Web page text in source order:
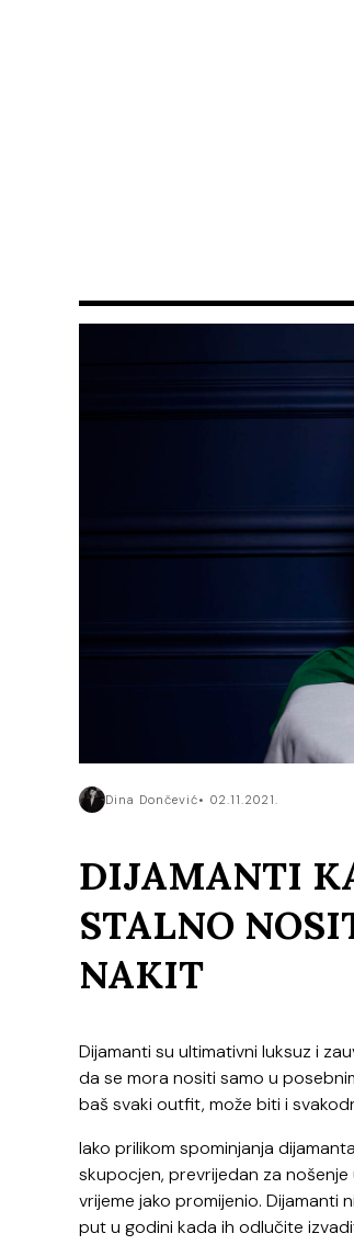
Dina Dončević 02.11.2021.
DIJAMANTI
STALNO
NAKIT
Dijamanti su ultimativni luksuz i
da se mora nositi samo u
baš svaki outfit, može biti i
Iako prilikom spominjanja
skupocjen, prevrijedan za
vrijeme jako promijenio. Dijamanti
put u godini kada ih odlučite